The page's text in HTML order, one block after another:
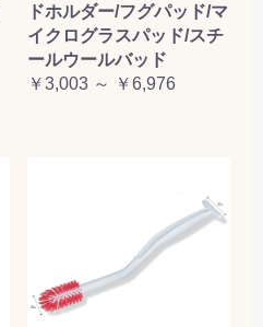
ドホルダー/フグパッド/マ
イクログラスパッド/スチ
ールウールバッド
￥3,003 ～ ￥6,976